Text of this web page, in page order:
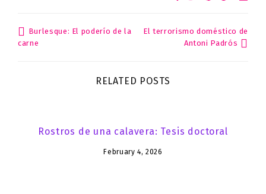
Post
Burlesque: El poderío de la
carne
El terrorismo doméstico de
Antoni Padrós
RELATED POSTS
Rostros de una calavera: Tesis doctoral
February 4, 2026